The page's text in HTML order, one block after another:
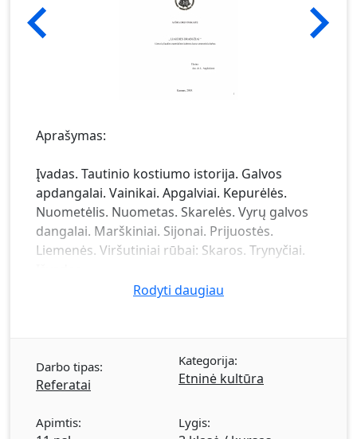
Aprašymas:
Įvadas. Tautinio kostiumo istorija. Galvos
apdangalai. Vainikai. Apgalviai. Kepurėlės.
Nuometėlis. Nuometas. Skarelės. Vyrų galvos
dangalai. Marškiniai. Sijonai. Prijuostės.
Liemenės. Viršutiniai rūbai: Skaros. Trynyčiai.
Rodyti daugiau
Darbo tipas:
Referatai
Kategorija:
Etninė kultūra
Apimtis: Lygis: